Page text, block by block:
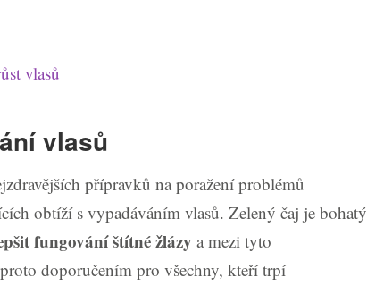
vlasů
vlasů
přípravků na poražení problémů
obtíží s vypadáváním vlasů. Zelený čaj je bohatý
fungováníštítné žlázy a mezi tyto
doporučením pro všechny, kteří trpí